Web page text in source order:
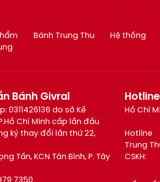
Bánh Trung Thu Hệ thống
Bánh Givral
0311426136 do sở Kế
Chí Minh cấp lần đầu
ký thay đổi lần thứ 22,
Tấn, KCN Tân Bình, P. Tây
7350
Hồ Chí
Hotline
Trung
CSKH: